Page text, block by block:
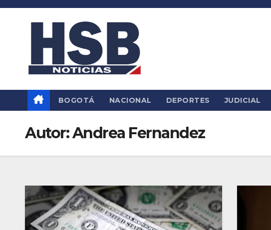
Saltar
BOGOTÁ NACIONAL DEPORTES JUDICIAL
Autor:Andrea Fernandez